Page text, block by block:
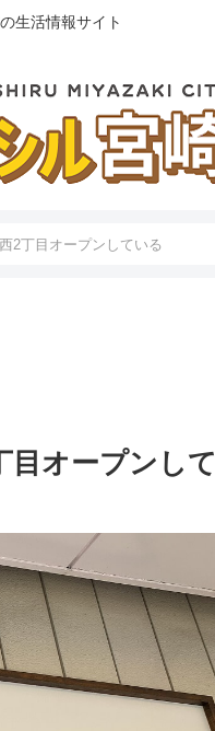
生活情報サイト
2丁目オープンしている
目オープンして